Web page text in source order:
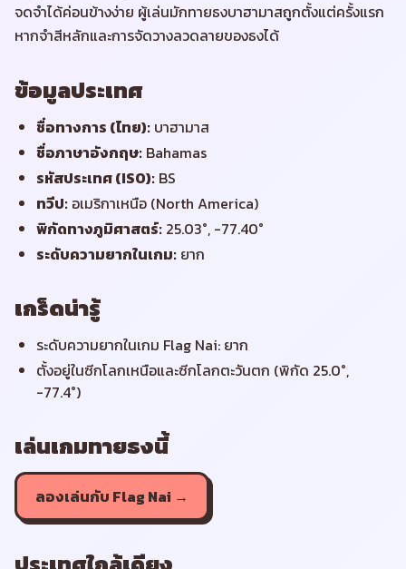
จดจำได้ค่อนข้างง่าย ผู้เล่นมักทายธงบาฮามาสถูกตั้งแต่ครั้งแรก
หากจำสีหลักและการจัดวางลวดลายของธงได้
ข้อมูลประเทศ
ชื่อทางการ (ไทย): บาฮามาส
ชื่อภาษาอังกฤษ: Bahamas
รหัสประเทศ (ISO): BS
ทวีป: อเมริกาเหนือ (North America)
พิกัดทางภูมิศาสตร์: 25.03°, -77.40°
ระดับความยากในเกม: ยาก
เกร็ดน่ารู้
ระดับความยากในเกม Flag Nai: ยาก
ตั้งอยู่ในซีกโลกเหนือและซีกโลกตะวันตก (พิกัด 25.0°,
-77.4°)
เล่นเกมทายธงนี้
ลองเล่นกับ Flag Nai →